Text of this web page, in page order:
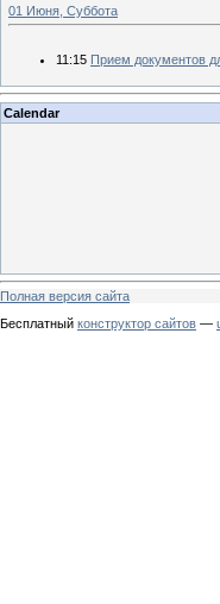
01 Июня, Суббота
11:15 Прием документов
Calendar
Полная версия сайта
Бесплатный конструктор сайтов —